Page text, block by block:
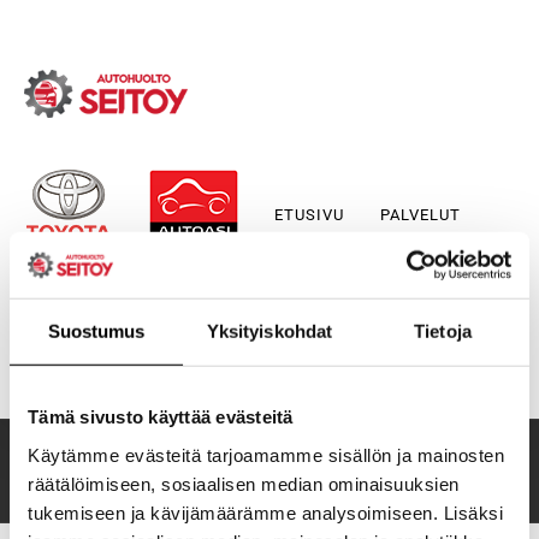
Suostumus Yksityiskohdat Tietoja
Tämä sivusto käyttää evästeitä
Käytämme evästeitä tarjoamamme sisällön ja mainosten
räätälöimiseen, sosiaalisen median ominaisuuksien
tukemiseen ja kävijämäärämme analysoimiseen. Lisäksi
content
ETUSIVU PALVELUT
YRITYS YHTEYSTIEDOT
Autohuolto Seitoy